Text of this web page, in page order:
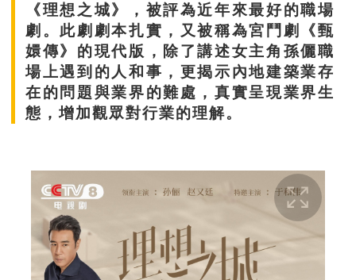
《理想之城》，被評為近年來最好的職場
劇。此劇劇本扎實，又被稱為宮鬥劇《甄
嬛傳》的現代版，除了講述女主角孫儷職
場上遇到的人和事，更揭示內地建築業存
在的問題與業界的難處，真實呈現業界生
態，增加觀眾對行業的理解。